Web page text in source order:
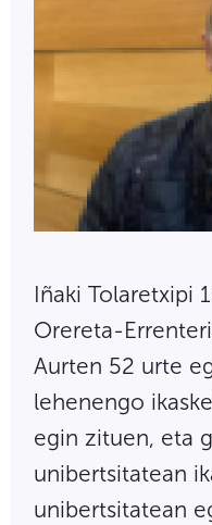
Iñaki Tolaretxipi
Orereta-
Aurten 52 urte
lehenengo
egin zituen, eta
unibertsitatean
unibertsitatean